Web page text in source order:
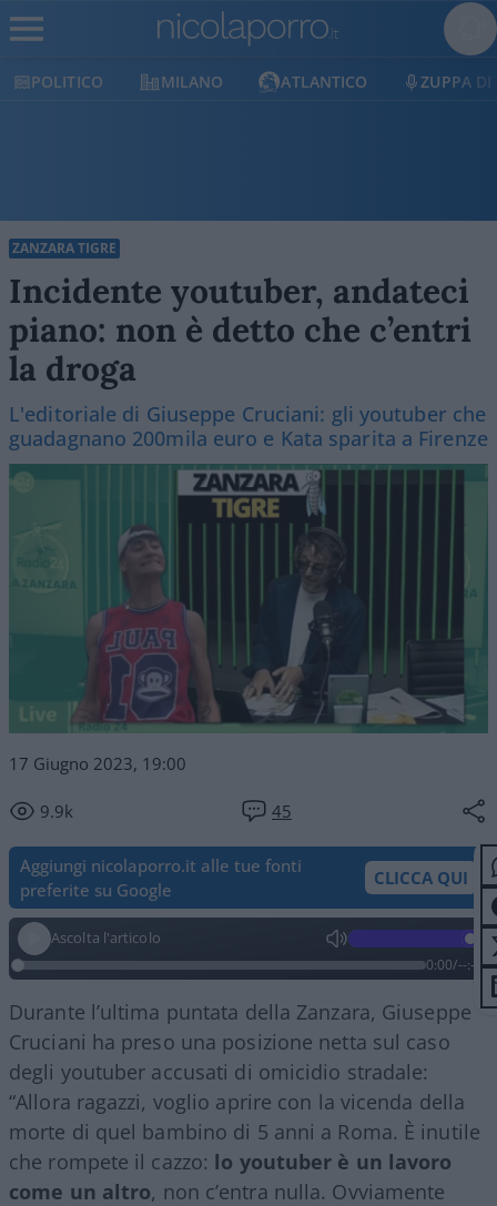
MILANO ATLANTICO ZUPPA DI
ZANZARA TIGRE
Incidente youtuber, andateci
piano: non è detto che c’entri
la droga
L'editoriale di Giuseppe Cruciani: gli youtuber che
guadagnano 200mila euro e Kata sparita a Firenze
17 Giugno 2023, 19:00
9.9k 45
Aggiungi nicolaporro.it alle tue fonti
preferite su Google
CLICCA QUI
Ascolta l'articolo
0:00/--:--
Durante l’ultima puntata della Zanzara, Giuseppe
Cruciani ha preso una posizione netta sul caso
degli youtuber accusati di omicidio stradale:
“Allora ragazzi, voglio aprire con la vicenda della
morte di quel bambino di 5 anni a Roma. È inutile
che rompete il cazzo: lo youtuber è un lavoro
come un altro, non c’entra nulla. Ovviamente